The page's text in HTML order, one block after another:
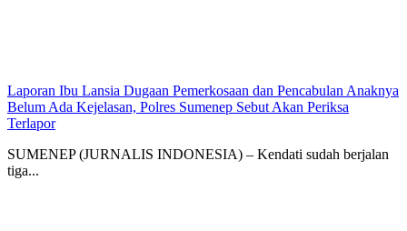
Laporan Ibu Lansia Dugaan Pemerkosaan dan Pencabulan Anaknya
Belum Ada Kejelasan, Polres Sumenep Sebut Akan Periksa
Terlapor
SUMENEP (JURNALIS INDONESIA) – Kendati sudah berjalan
tiga...